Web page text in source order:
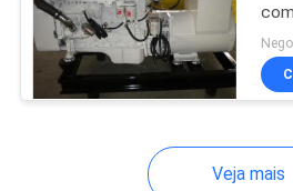
Grupo de
Veja mais